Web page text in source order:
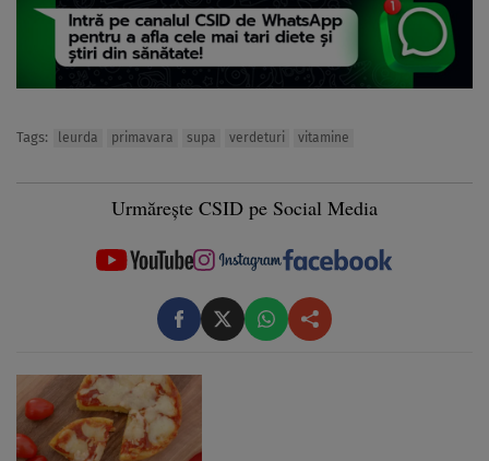
Tags: leurda primavara supa verdeturi vitamine
Urmărește CSID pe Social Media